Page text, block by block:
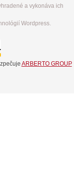
a vykonáva ich
Wordpress.
ARBERTO GROUP